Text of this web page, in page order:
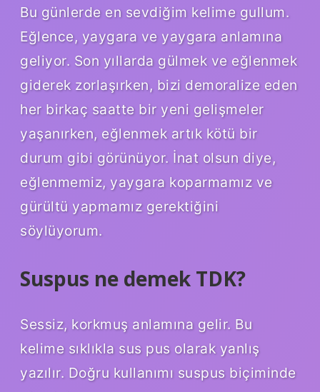
Bu günlerde en sevdiğim kelime gullum.
Eğlence, yaygara ve yaygara anlamına
geliyor. Son yıllarda gülmek ve eğlenmek
giderek zorlaşırken, bizi demoralize eden
her birkaç saatte bir yeni gelişmeler
yaşanırken, eğlenmek artık kötü bir
durum gibi görünüyor. İnat olsun diye,
eğlenmemiz, yaygara koparmamız ve
gürültü yapmamız gerektiğini
söylüyorum.
Suspus ne demek TDK?
Sessiz, korkmuş anlamına gelir. Bu
kelime sıklıkla sus pus olarak yanlış
yazılır. Doğru kullanımı suspus biçiminde